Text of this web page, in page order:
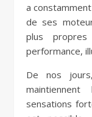
a
de ses
plus
performance,
De nos
sensations